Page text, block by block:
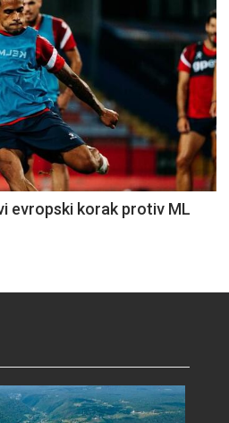
evropski korak protiv ML